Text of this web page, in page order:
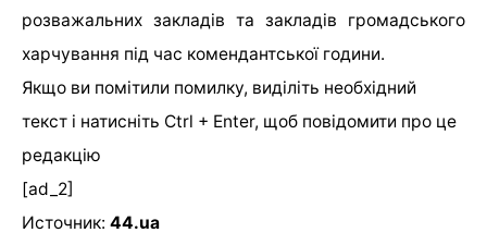
розважальних закладів та закладів громадського
харчування під час комендантської години.
Якщо ви помітили помилку, виділіть необхідний
текст і натисніть Ctrl + Enter, щоб повідомити про це
редакцію
[ad_2]
Источник: 44.ua